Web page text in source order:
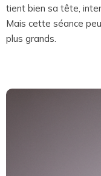
tient bien sa tête,
Mais cette séance
plus grands.